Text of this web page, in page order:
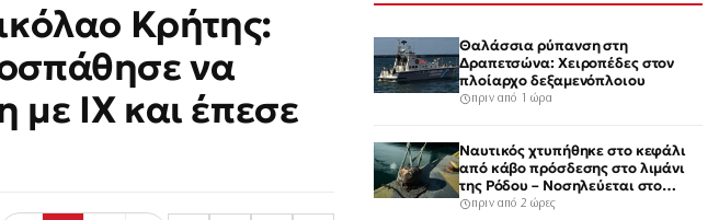
Κρήτης:
να
ΙΧ και έπεσε
Θαλάσσια ρύπανση στη
Δραπετσώνα: Χειροπέδες στον
πλοίαρχο δεξαμενόπλοιου
πριν από 1 ώρα
Ναυτικός χτυπήθηκε στο κεφάλι
από κάβο πρόσδεσης στο λιμάνι
της Ρόδου – Νοσηλεύεται στο
νοσοκομείο
πριν από 2 ώρες